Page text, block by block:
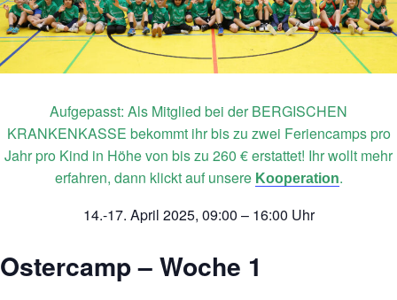
Aufgepasst: Als Mitglied bei der BERGISCHEN
KRANKENKASSE bekommt ihr bis zu zwei Feriencamps pro
Jahr pro Kind in Höhe von bis zu 260 € erstattet! Ihr wollt mehr
erfahren, dann klickt auf unsere Kooperation.
14.-17. April 2025, 09:00 – 16:00 Uhr
Ostercamp – Woche 1